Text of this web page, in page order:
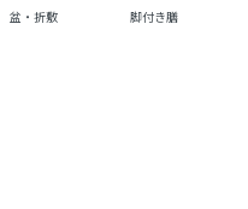
盆・折敷 脚付き膳